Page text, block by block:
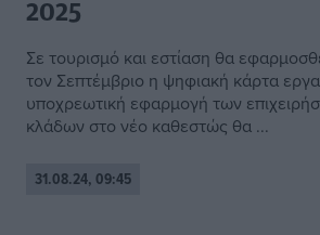
2025
Σε τουρισμό και εστίαση θα
τον Σεπτέμβριο η ψηφιακή κάρτα
υποχρεωτική εφαρμογή των
κλάδων στο νέο καθεστώς θα ...
31.08.24, 09:45